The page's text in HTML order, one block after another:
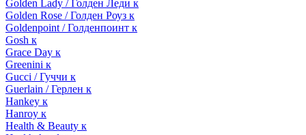
Golden Lady / Голден Леди к
Golden Rose / Голден Роуз к
Goldenpoint / Голденпоинт к
Gosh к
Grace Day к
Greenini к
Gucci / Гуччи к
Guerlain / Герлен к
Hankey к
Hanroy к
Health & Beauty к